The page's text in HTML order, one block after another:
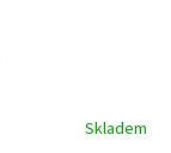
Skladem